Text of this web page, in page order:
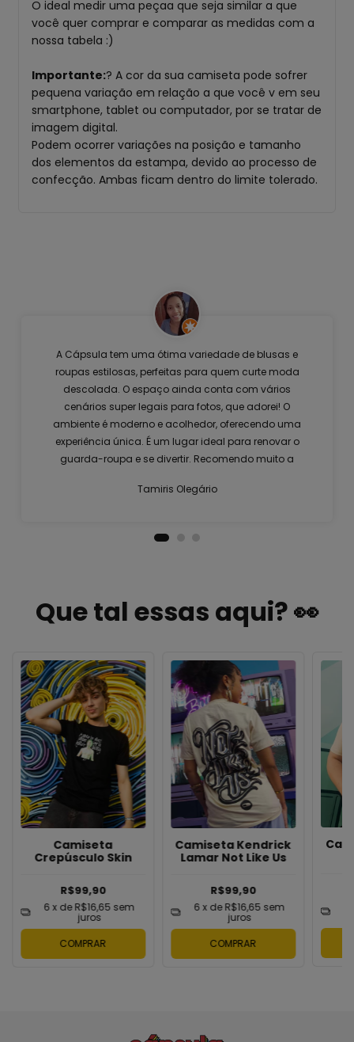
O ideal medir uma peçaa que seja similar a que
você quer comprar e comparar as medidas com a
nossa tabela :)
Importante:? A cor da sua camiseta pode sofrer
pequena variação em relação a que você v em seu
smartphone, tablet ou computador, por se tratar de
imagem digital.
Podem ocorrer variações na posição e tamanho
dos elementos da estampa, devido ao processo de
confecção. Ambas ficam dentro do limite tolerado.
A Cápsula tem uma ótima variedade de blusas e
roupas estilosas, perfeitas para quem curte moda
descolada. O espaço ainda conta com vários
cenários super legais para fotos, que adorei! O
ambiente é moderno e acolhedor, oferecendo uma
experiência única. É um lugar ideal para renovar o
guarda-roupa e se divertir. Recomendo muito a
Tamiris Olegário
Que tal essas aqui? 👀
Camiseta
Crepúsculo Skin
R$99,90
6 x deR$16,65 sem
juros
COMPRAR
Camiseta Kendrick
Lamar Not Like Us
R$99,90
6 x deR$16,65 sem
juros
COMPRAR